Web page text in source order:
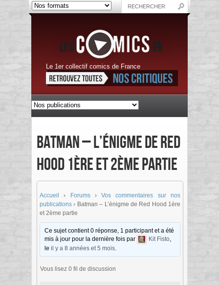
Le 1er collectif comics de France
Batman – L’énigme de Red
Hood 1ère et 2ème partie
Accueil › Forums ›
Vos commentaires sur nos
publications › Batman – L’énigme de Red Hood 1ère
et 2ème partie
Ce sujet contient 0 réponse, 1 participant et a été
mis à jour pour la dernière fois par
Kit Fisto,
leil y a 8 années et 5 mois.
Vous lisez 0 fil de discussion